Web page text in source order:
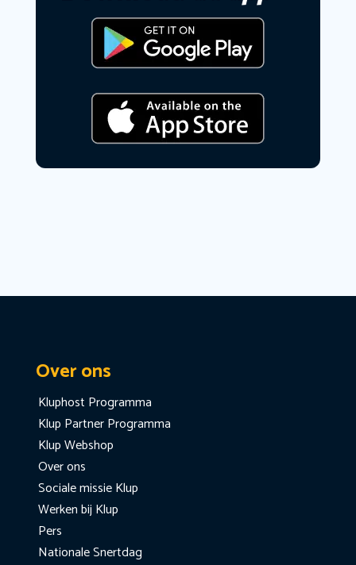
Over ons
Kluphost Programma
Klup Partner Programma
Klup Webshop
Over ons
Sociale missie Klup
Werken bij Klup
Pers
Nationale Snertdag